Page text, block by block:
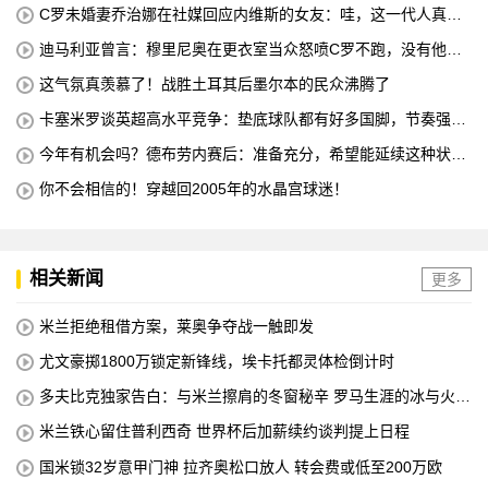
C罗未婚妻乔治娜在社媒回应内维斯的女友：哇，这一代人真劲
迪马利亚曾言：穆里尼奥在更衣室当众怒喷C罗不跑，没有他不
这气氛真羡慕了！战胜土耳其后墨尔本的民众沸腾了
卡塞米罗谈英超高水平竞争：垫底球队都有好多国脚，节奏强度
今年有机会吗？德布劳内赛后：准备充分，希望能延续这种状
你不会相信的！穿越回2005年的水晶宫球迷！
相关新闻 更多
米兰拒绝租借方案，莱奥争夺战一触即发
尤文豪掷1800万锁定新锋线，埃卡托都灵体检倒计时
多夫比克独家告白：与米兰擦肩的冬窗秘辛 罗马生涯的冰与火之
米兰铁心留住普利西奇 世界杯后加薪续约谈判提上日程
国米锁32岁意甲门神 拉齐奥松口放人 转会费或低至200万欧